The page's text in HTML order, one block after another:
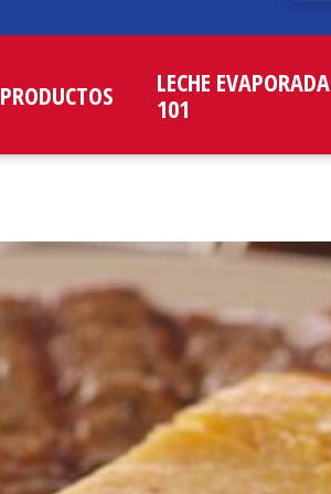
PRODUCTOS
LECHE EVAPORADA
101